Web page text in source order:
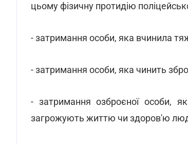
цьому фізичну протидію
- затримання особи, яка вчинила
- затримання особи, яка чинить
- затримання озброєної особи,
загрожують життю чи здоров'ю